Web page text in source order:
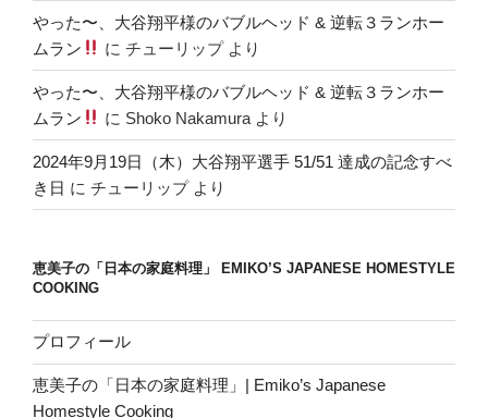
やった〜、大谷翔平様のバブルヘッド & 逆転３ランホー
ムラン
にチューリップより
やった〜、大谷翔平様のバブルヘッド & 逆転３ランホー
ムラン
に Shoko Nakamura より
2024年9月19日（木）大谷翔平選手 51/51 達成の記念すべ
き日 に チューリップより
恵美子の「日本の家庭料理」 EMIKO’S JAPANESE HOMESTYLE
COOKING
プロフィール
恵美子の「日本の家庭料理」| Emiko’s Japanese
Homestyle Cooking